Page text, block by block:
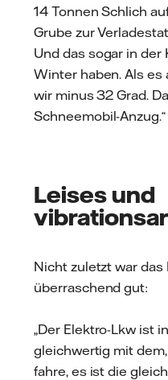
14 Tonnen Schlich
Grube zur
Und das sogar in der
Winter haben. Als es
wir minus 32 Grad.
Schneemobil-Anzug.“
Leises und
Nicht zuletzt war das
überraschend gut:
„Der Elektro-Lkw ist
gleichwertig mit
fahre, es ist die